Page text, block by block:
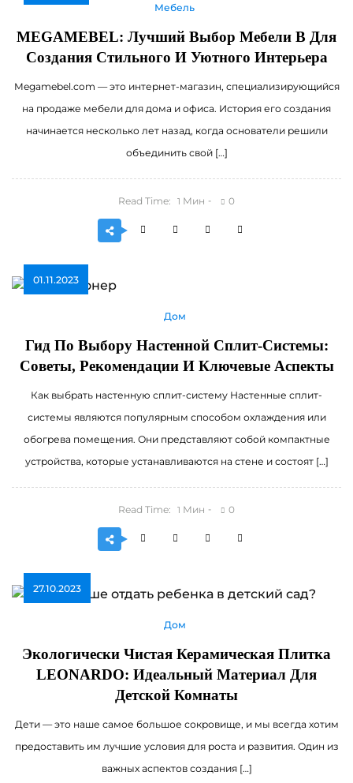
Мебель
MEGAMEBEL: Лучший Выбор Мебели В Для
Создания Стильного И Уютного Интерьера
Megamebel.com — это интернет-магазин, специализирующийся
на продаже мебели для дома и офиса. История его создания
начинается несколько лет назад, когда основатели решили
объединить свой […]
Read Time: 1 Мин 0
01.11.2023
Дом
Гид По Выбору Настенной Сплит-Системы:
Советы, Рекомендации И Ключевые Аспекты
Как выбрать настенную сплит-систему Настенные сплит-
системы являются популярным способом охлаждения или
обогрева помещения. Они представляют собой компактные
устройства, которые устанавливаются на стене и состоят […]
Read Time: 1 Мин 0
27.10.2023
Дом
Экологически Чистая Керамическая Плитка
LEONARDO: Идеальный Материал Для
Детской Комнаты
Дети — это наше самое большое сокровище, и мы всегда хотим
предоставить им лучшие условия для роста и развития. Один из
важных аспектов создания […]